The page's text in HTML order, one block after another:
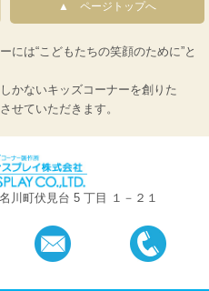
ページトップへ
には“こどもたちの笑顔のために”と
かないキッズコーナーを創りた
せていただきます。
川町伏見台 5 丁目 １－２１